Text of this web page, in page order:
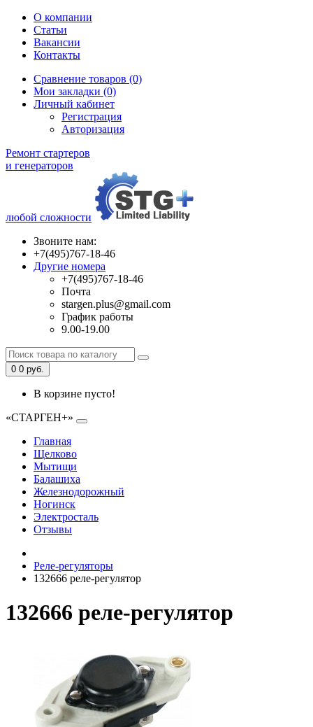
О компании
Статьи
Вакансии
Контакты
Сравнение товаров (0)
Мои закладки (0)
Личный кабинет
Регистрация
Авторизация
Ремонт стартеров
и генераторов
любой сложности
Звоните нам:
+7(495)767-18-46
Другие номера
+7(495)767-18-46
Почта
stargen.plus@gmail.com
График работы
9.00-19.00
0 0 руб.
В корзине пусто!
«СТАРГЕН+»
Главная
Щелково
Мытищи
Балашиха
Железнодорожный
Ногинск
Электросталь
Отзывы
Реле-регуляторы
132666 реле-регулятор
132666 реле-регулятор